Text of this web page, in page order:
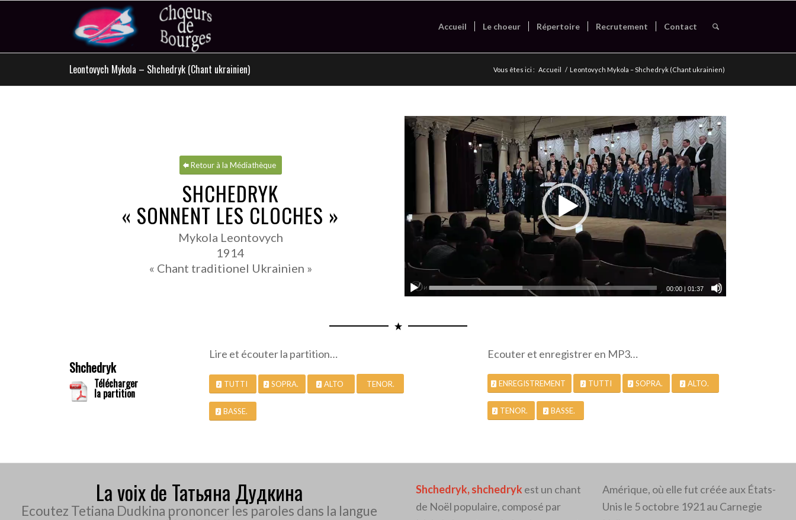
Accueil Le choeur Répertoire Recrutement Contact
Leontovych Mykola – Shchedryk (Chant ukrainien) Vous êtes ici : Accueil / Leontovych Mykola – Shchedryk (Chant ukrainien)
Retour à la Médiathèque
SHCHEDRYK
« SONNENT LES CLOCHES »
Mykola Leontovych
1914
« Chant traditionel Ukrainien »
00:00 |01:37
Shchedryk
Télécharger
la partition
Lire et écouter la partition…
TUTTI SOPRA. ALTO TENOR.
BASSE.
Ecouter et enregistrer en MP3…
ENREGISTREMENT TUTTI SOPRA. ALTO.
TENOR. BASSE.
La voix de Татьяна Дудкина
Ecoutez Tetiana Dudkina prononcer les paroles dans la langue
Shchedryk, shchedryk est un chant
de Noël populaire, composé par
Amérique, où elle fut créée aux États-
Unis le 5 octobre 1921 au Carnegie